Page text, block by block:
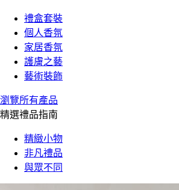
禮盒套裝
個人香氛
家居香氛
護膚之藝
藝術裝飾
瀏覽所有產品
精選禮品指南
精緻小物
非凡禮品
與眾不同